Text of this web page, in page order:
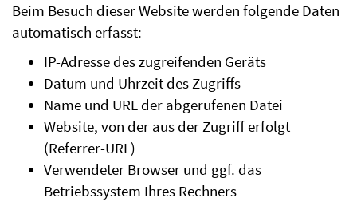
Beim Besuch dieser Website werden folgende Daten
automatisch erfasst:
IP-Adresse des zugreifenden Geräts
Datum und Uhrzeit des Zugriffs
Name und URL der abgerufenen Datei
Website, von der aus der Zugriff erfolgt
(Referrer-URL)
Verwendeter Browser und ggf. das
Betriebssystem Ihres Rechners